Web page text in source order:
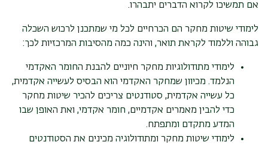
אם תמשיכו לקרוא הדברים יתבהרו.
לימודי שיטות מחקר הם הכרחיים לכל מי שמתכנן לרכוש השכלה
גבוהה וללמוד לקראת תואר, והינה כמה מהסיבות המרכזיות לכך:
לימודי מתודולוגיות מחקר חיוניים להבנת החומר האקדמי
הנלמד. מכיוון שמחקר האקדמי הוא הבסיס לעשייה אקדמית,
כל עשייה אקדמית, סטודנטים צריכים להכיר שיטות מחקר
כדי להבין מאמרים אקדמיים, חומר אקדמי, ואת האופן שבו
המדע מתקדם ומתפתח.
לימודי שיטות מחקר ומתודולוגיה מכינים את הסטודנטים